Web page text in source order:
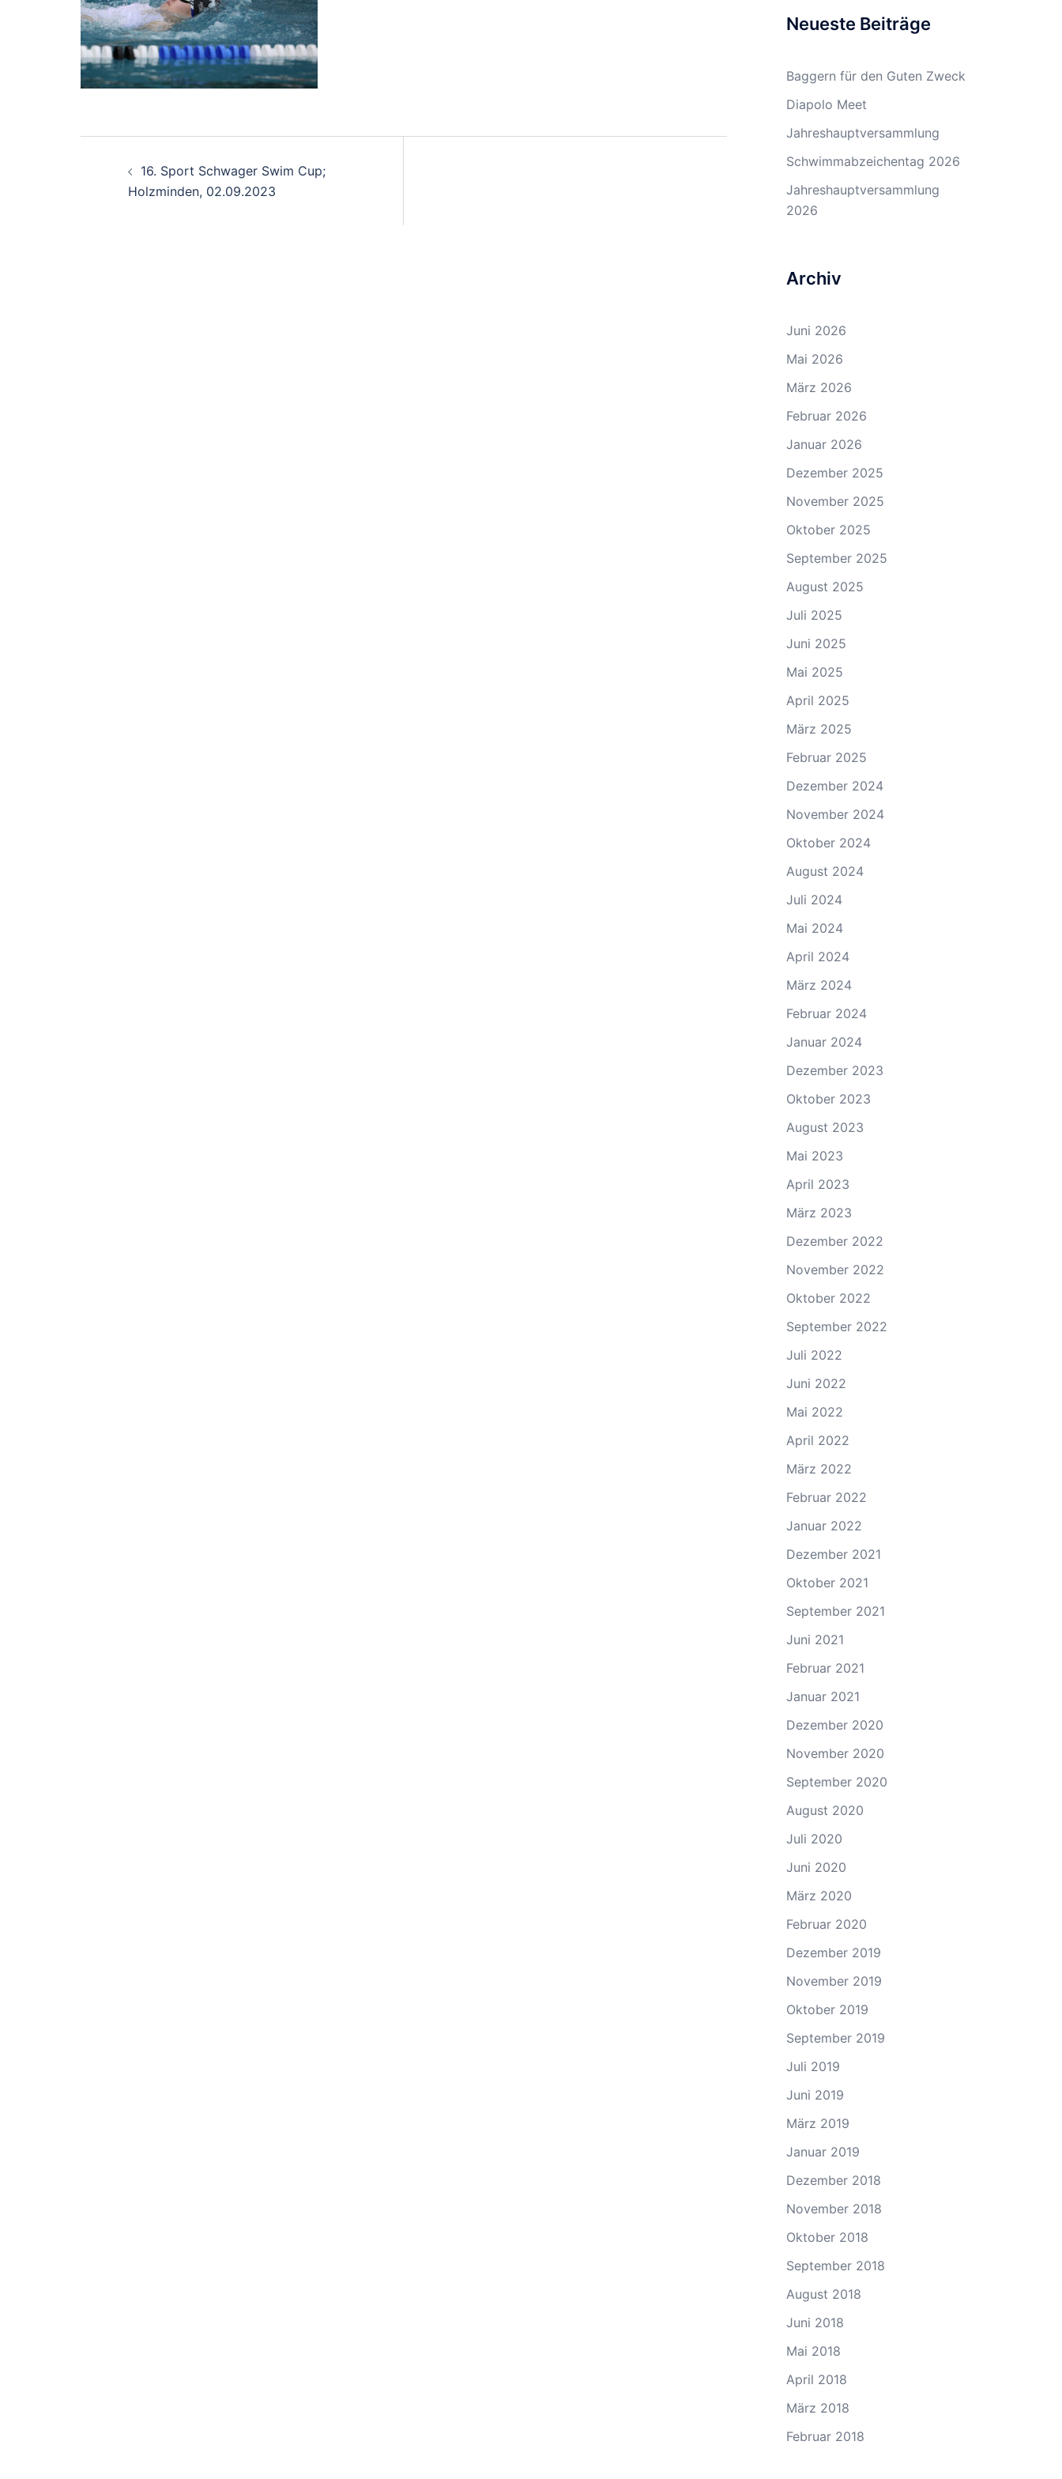
16. Sport Schwager Swim Cup;
Holzminden, 02.09.2023
Neueste Beiträge
Baggern für den Guten Zweck
Diapolo Meet
Jahreshauptversammlung
Schwimmabzeichentag 2026
Jahreshauptversammlung
2026
Archiv
Juni 2026
Mai 2026
März 2026
Februar 2026
Januar 2026
Dezember 2025
November 2025
Oktober 2025
September 2025
August 2025
Juli 2025
Juni 2025
Mai 2025
April 2025
März 2025
Februar 2025
Dezember 2024
November 2024
Oktober 2024
August 2024
Juli 2024
Mai 2024
April 2024
März 2024
Februar 2024
Januar 2024
Dezember 2023
Oktober 2023
August 2023
Mai 2023
April 2023
März 2023
Dezember 2022
November 2022
Oktober 2022
September 2022
Juli 2022
Juni 2022
Mai 2022
April 2022
März 2022
Februar 2022
Januar 2022
Dezember 2021
Oktober 2021
September 2021
Juni 2021
Februar 2021
Januar 2021
Dezember 2020
November 2020
September 2020
August 2020
Juli 2020
Juni 2020
März 2020
Februar 2020
Dezember 2019
November 2019
Oktober 2019
September 2019
Juli 2019
Juni 2019
März 2019
Januar 2019
Dezember 2018
November 2018
Oktober 2018
September 2018
August 2018
Juni 2018
Mai 2018
April 2018
März 2018
Februar 2018